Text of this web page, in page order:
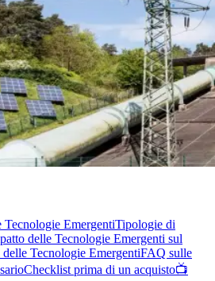
Tecnologie EmergentiTipologie di
delle Tecnologie Emergenti sul
Tecnologie EmergentiFAQ sulle
Checklist prima di un acquisto📺